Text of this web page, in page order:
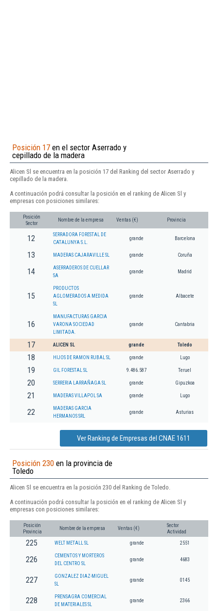
Posición 17 en el sector Aserrado y
cepillado de la madera
Alicen Sl se encuentra en la posición 17 del Ranking del sector Aserrado y
cepillado de la madera.
A continuación podrá consultar la posición en el ranking de Alicen Sl y
empresas con posiciones similares:
Posición
Sector
Nombre de la empresa Ventas (€) Provincia
12
SERRADORA FORESTAL DE
CATALUNYA S.L.
grande Barcelona
13 MADERAS CAJARAVILLE SL grande Coruña
14
ASERRADEROS DE CUELLAR
SA
grande Madrid
15
PRODUCTOS
AGLOMERADOS A MEDIDA
SL
grande Albacete
16
MANUFACTURAS GARCIA
VARONA SOCIEDAD
LIMITADA.
grande Cantabria
17 ALICEN SL grande Toledo
18 HIJOS DE RAMON RUBAL SL grande Lugo
19 GIL FORESTAL SL 9.486.587 Teruel
20 SERRERIA LARRAÑAGA SL grande Gipuzkoa
21 MADERAS VILLAPOL SA grande Lugo
22
MADERAS GARCIA
HERMANOS SRL
grande Asturias
Ver Ranking de Empresas del CNAE 1611
Posición 230 en la provincia de
Toledo
Alicen Sl se encuentra en la posición 230 del Ranking de Toledo.
A continuación podrá consultar la posición en el ranking de Alicen Sl y
empresas con posiciones similares:
Posición
Provincia
Nombre de la empresa Ventas (€)
Sector
Actividad
225 WELT METALL SL grande 2551
226
CEMENTOS Y MORTEROS
DEL CENTRO SL
grande 4683
227
GONZALEZ DIAZ-MIGUEL
SL
grande 0145
228
PRENSAGRA COMERCIAL
DE MATERIALES SL
grande 2366